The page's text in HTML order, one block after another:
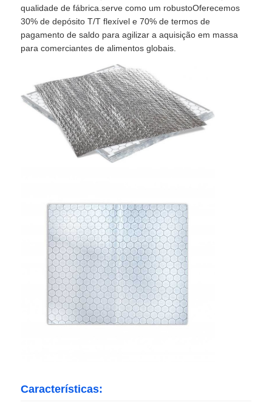
Produtos
Sobre nós
Controle de qualidade
Contacte-nos
Notícias
Casos
qualidade de fábrica.serve como um robustoOferecemos
30% de depósito T/T flexível e 70% de termos de
pagamento de saldo para agilizar a aquisição em massa
para comerciantes de alimentos globais.
Características: